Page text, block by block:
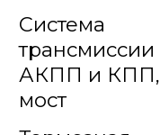
Система
трансмиссии
АКПП и КПП,
мост